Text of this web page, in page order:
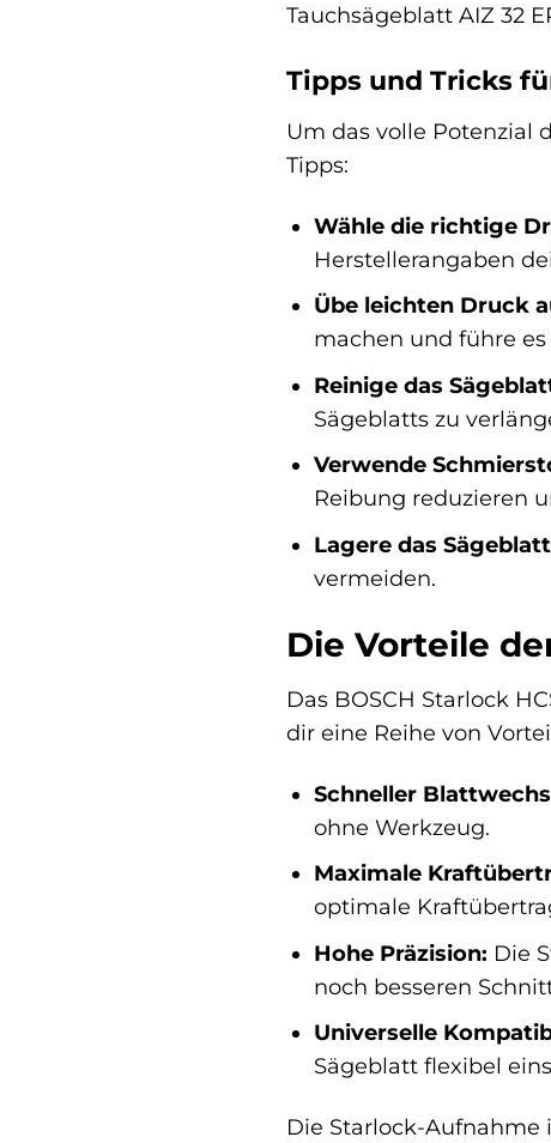
Tauchsägeblatt AIZ 32
Tipps und Tricks
Um das volle Potenzial
Tipps:
Wähle die richtige
Herstellerangaben
Übe leichten Druck
machen und führe
Reinige das
Sägeblatts zu
Verwende
Reibung reduzieren
Lagere das
vermeiden.
Die Vorteile
Das BOSCH Starlock
dir eine Reihe von
Schneller
ohne Werkzeug.
Maximale
optimale
Hohe Präzision: Die
noch besseren
Universelle
Sägeblatt flexibel
Die Starlock-